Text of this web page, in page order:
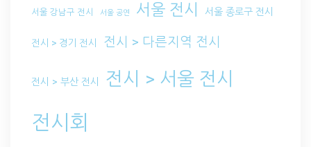
서울 강남구 전시 서울 공연 서울 전시 서울 종로구 전시
전시 > 경기 전시 전시 > 다른지역 전시
전시 > 부산 전시 전시 > 서울 전시
전시회